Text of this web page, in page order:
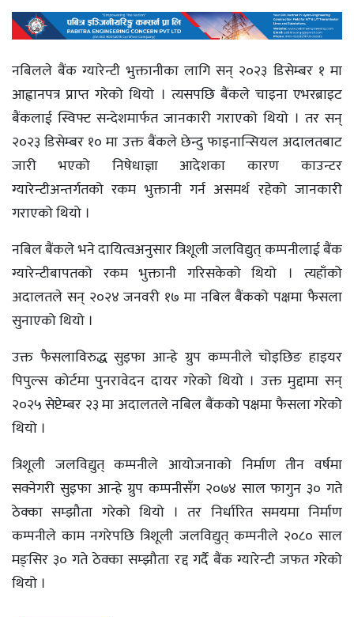
नबिलले बैंक ग्यारेन्टी भुक्तानीका लागि सन् २०२३ डिसेम्बर १ मा
आह्वानपत्र प्राप्त गरेको थियो । त्यसपछि बैंकले चाइना एभरब्राइट
बैंकलाई स्विफ्ट सन्देशमार्फत जानकारी गराएको थियो । तर सन्
२०२३ डिसेम्बर १० मा उक्त बैंकले छेन्दु फाइनान्सियल अदालतबाट
जारी भएको निषेधाज्ञा आदेशका कारण काउन्टर
ग्यारेन्टीअन्तर्गतको रकम भुक्तानी गर्न असमर्थ रहेको जानकारी
गराएको थियो ।
नबिल बैंकले भने दायित्वअनुसार त्रिशूली जलविद्युत् कम्पनीलाई बैंक
ग्यारेन्टीबापतको रकम भुक्तानी गरिसकेको थियो । त्यहाँको
अदालतले सन् २०२४ जनवरी १७ मा नबिल बैंकको पक्षमा फैसला
सुनाएको थियो ।
उक्त फैसलाविरुद्ध सुइफा आन्हे ग्रुप कम्पनीले चोइछिङ हाइयर
पिपुल्स कोर्टमा पुनरावेदन दायर गरेको थियो । उक्त मुद्दामा सन्
२०२५ सेप्टेम्बर २३ मा अदालतले नबिल बैंकको पक्षमा फैसला गरेको
थियो ।
त्रिशूली जलविद्युत् कम्पनीले आयोजनाको निर्माण तीन वर्षमा
सक्नेगरी सुइफा आन्हे ग्रुप कम्पनीसँग २०७४ साल फागुन ३० गते
ठेक्का सम्झौता गरेको थियो । तर निर्धारित समयमा निर्माण
कम्पनीले काम नगरेपछि त्रिशूली जलविद्युत् कम्पनीले २०८० साल
मङ्सिर ३० गते ठेक्का सम्झौता रद्द गर्दै बैंक ग्यारेन्टी जफत गरेको
थियो ।